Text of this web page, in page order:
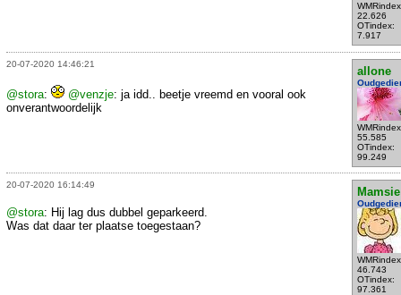
22.626
OTindex:
7.917
20-07-2020 14:46:21
allone
55.585
OTindex:
99.249
@stora: @venzje: ja idd.. beetje vreemd en vooral ook
onverantwoordelijk
20-07-2020 16:14:49
Mamsie
46.743
OTindex:
97.361
@stora: Hij lag dus dubbel geparkeerd.
Was dat daar ter plaatse toegestaan?